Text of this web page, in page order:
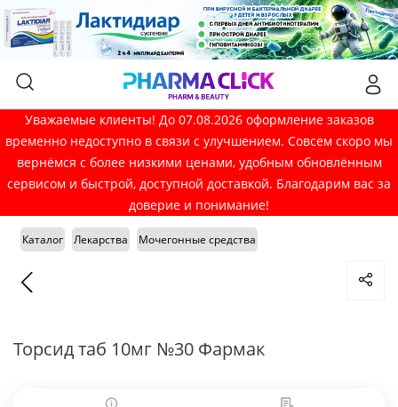
Уважаемые клиенты! До 07.08.2026 оформление заказов
временно недоступно в связи с улучшением. Совсем скоро мы
вернёмся с более низкими ценами, удобным обновлённым
сервисом и быстрой, доступной доставкой. Благодарим вас за
доверие и понимание!
Каталог Лекарства Мочегонные средства
Торсид таб 10мг №30 Фармак